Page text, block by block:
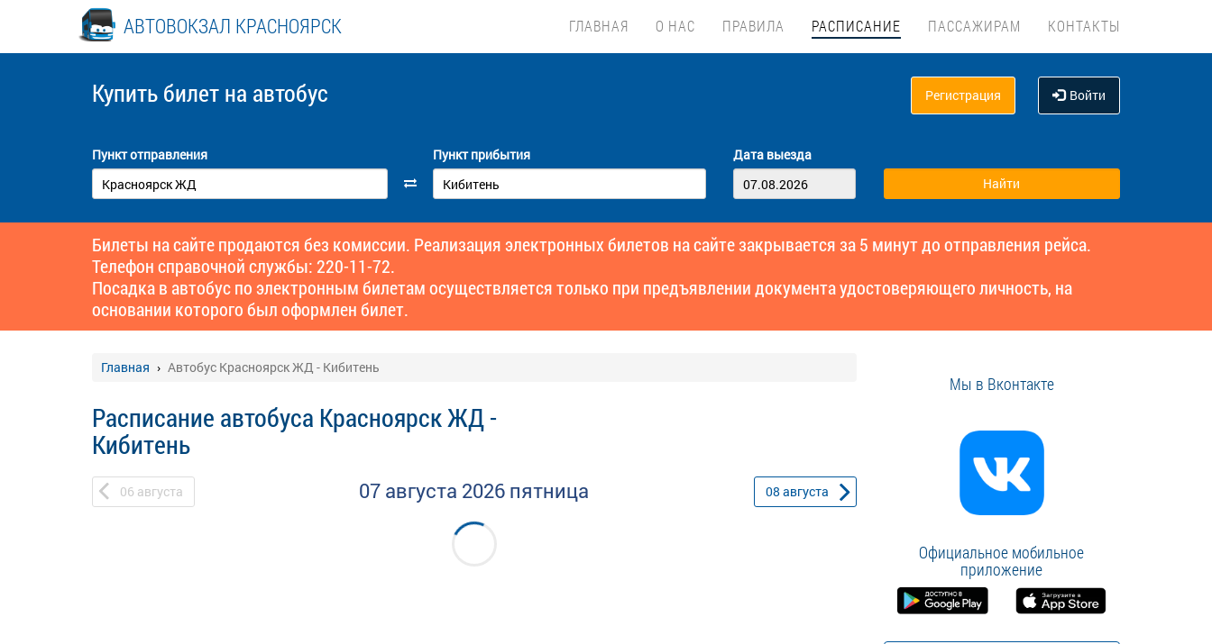
АВТОВОКЗАЛ КРАСНОЯРСК ГЛАВНАЯ О НАС ПРАВИЛА РАСПИСАНИЕ ПАССАЖИРАМ КОНТАКТЫ
Купить билет на автобус Регистрация Войти
Пункт отправления Пункт прибытия Дата выезда
Билеты на сайте продаются без комиссии. Реализация электронных билетов на сайте закрывается за 5 минут до отправления рейса.
Телефон справочной службы: 220-11-72.
Посадка в автобус по электронным билетам осуществляется только при предъявлении документа удостоверяющего личность, на
основании которого был оформлен билет.
Главная Автобус Красноярск ЖД - Кибитень
Расписание автобуса Красноярск ЖД -
Кибитень
06 августа 07 августа 2026 пятница 08 августа
Мы в Вконтакте
Официальное мобильное
приложение